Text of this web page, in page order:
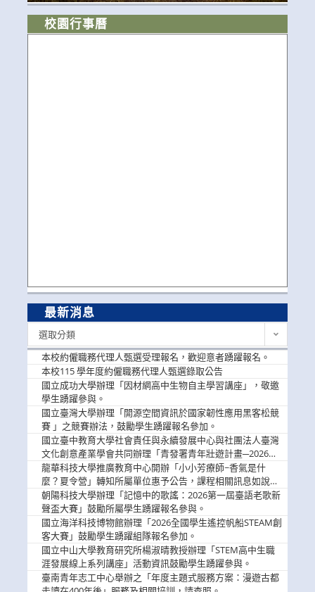
校園行事曆
最新消息
選取分類
本校約僱職務代理人甄選受理報名，歡迎意者踴躍報名。
本校115 學年度約僱職務代理人甄選錄取公告
國立成功大學辦理「因材網高中生物自主學習講座」，敬邀
學生踴躍參與。
國立臺灣大學辦理「開源空間資訊於國家韌性應用黑客松競
賽 」之競賽辦法，鼓勵學生踴躍報名參加。
國立臺中教育大學社會責任與永續發展中心與社團法人臺灣
文化創意產業學會共同辦理「青發署青年壯遊計畫─2026臺
中舊城都市建築文化體驗」活動，敬邀學生踴躍報名參加，
公告周知。
龍華科技大學推廣教育中心開辦「小小芳療師~香氣是什
麼？夏令營」轉知所屬單位惠予公告，課程相關訊息如說
明。
朝陽科技大學辦理「記憶中的歌謠：2026第一屆臺語老歌新
聲盃大賽」鼓勵所屬學生踴躍報名參與。
國立海洋科技博物館辦理「2026全國學生遙控帆船STEAM創
客大賽」鼓勵學生踴躍組隊報名參加。
國立中山大學教育研究所楊淑晴教授辦理「STEM高中生職
涯發展線上系列講座」活動資訊鼓勵學生踴躍參與。
臺南青年志工中心舉辦之「年度主題式服務方案：漫遊古都